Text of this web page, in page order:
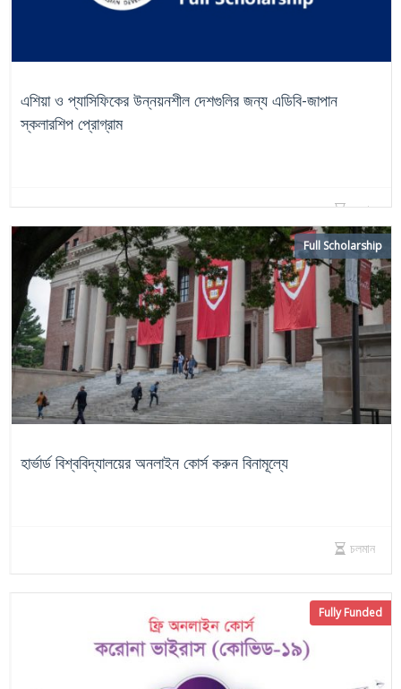
এশিয়া ও প্যাসিফিকের উন্নয়নশীল দেশগুলির জন্য এডিবি-জাপান
স্কলারশিপ প্রোগ্রাম
চলমান
হার্ভার্ড বিশ্ববিদ্যালয়ের অনলাইন কোর্স করুন বিনামূল্যে
Full Scholarship
চলমান
Fully Funded